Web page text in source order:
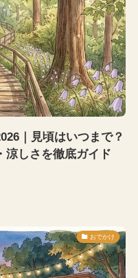
｜見頃はいつまで？
涼しさを徹底ガイド
おでかけ